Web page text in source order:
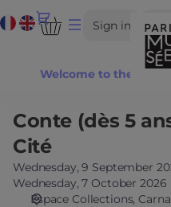
Welcome to the
Current
Language
Dialog
Sign in
selection
16:01
Conte
(dès
Conte
(dès
5
ans)
:
Conte (dès 5
Cité
Wednesday, 9 September
Wednesday, 7 October 2026
Espace Collections